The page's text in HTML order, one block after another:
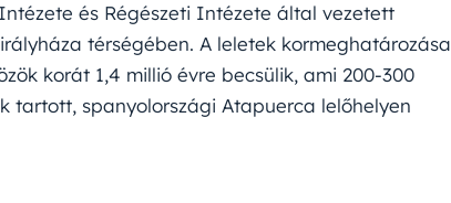
és Régészeti Intézete által vezetett
térségében. A leletek kormeghatározása
korát 1,4 millió évre becsülik, ami 200-300
tartott, spanyolországi Atapuerca lelőhelyen